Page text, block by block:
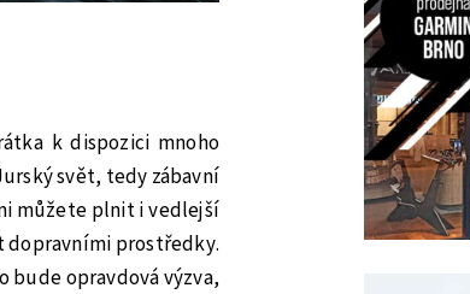
k dispozici mnoho
svět, tedy zábavní
můžete plnit i vedlejší
dopravními prostředky.
bude opravdová výzva,